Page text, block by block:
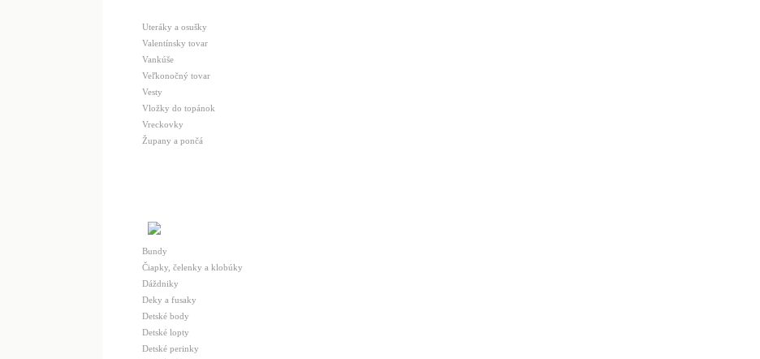
Uteráky a osušky
Valentínsky tovar
Vankúše
Veľkonočný tovar
Vesty
Vložky do topánok
Vreckovky
Župany a pončá
Bundy
Čiapky, čelenky a klobúky
Dáždniky
Deky a fusaky
Detské body
Detské lopty
Detské perinky